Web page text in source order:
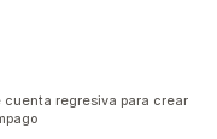
cuenta regresiva para crear